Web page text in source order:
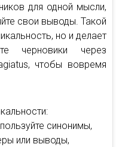
для одной мысли,
свои выводы. Такой
но и делает
черновики через
чтобы вовремя
синонимы,
или выводы,